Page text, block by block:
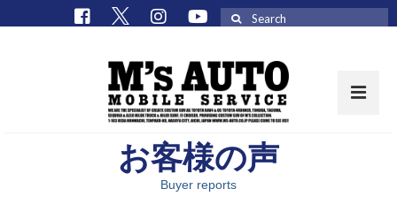
取扱車種一覧お客様の声
Buyer reports